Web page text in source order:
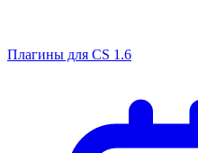
Плагины для CS 1.6